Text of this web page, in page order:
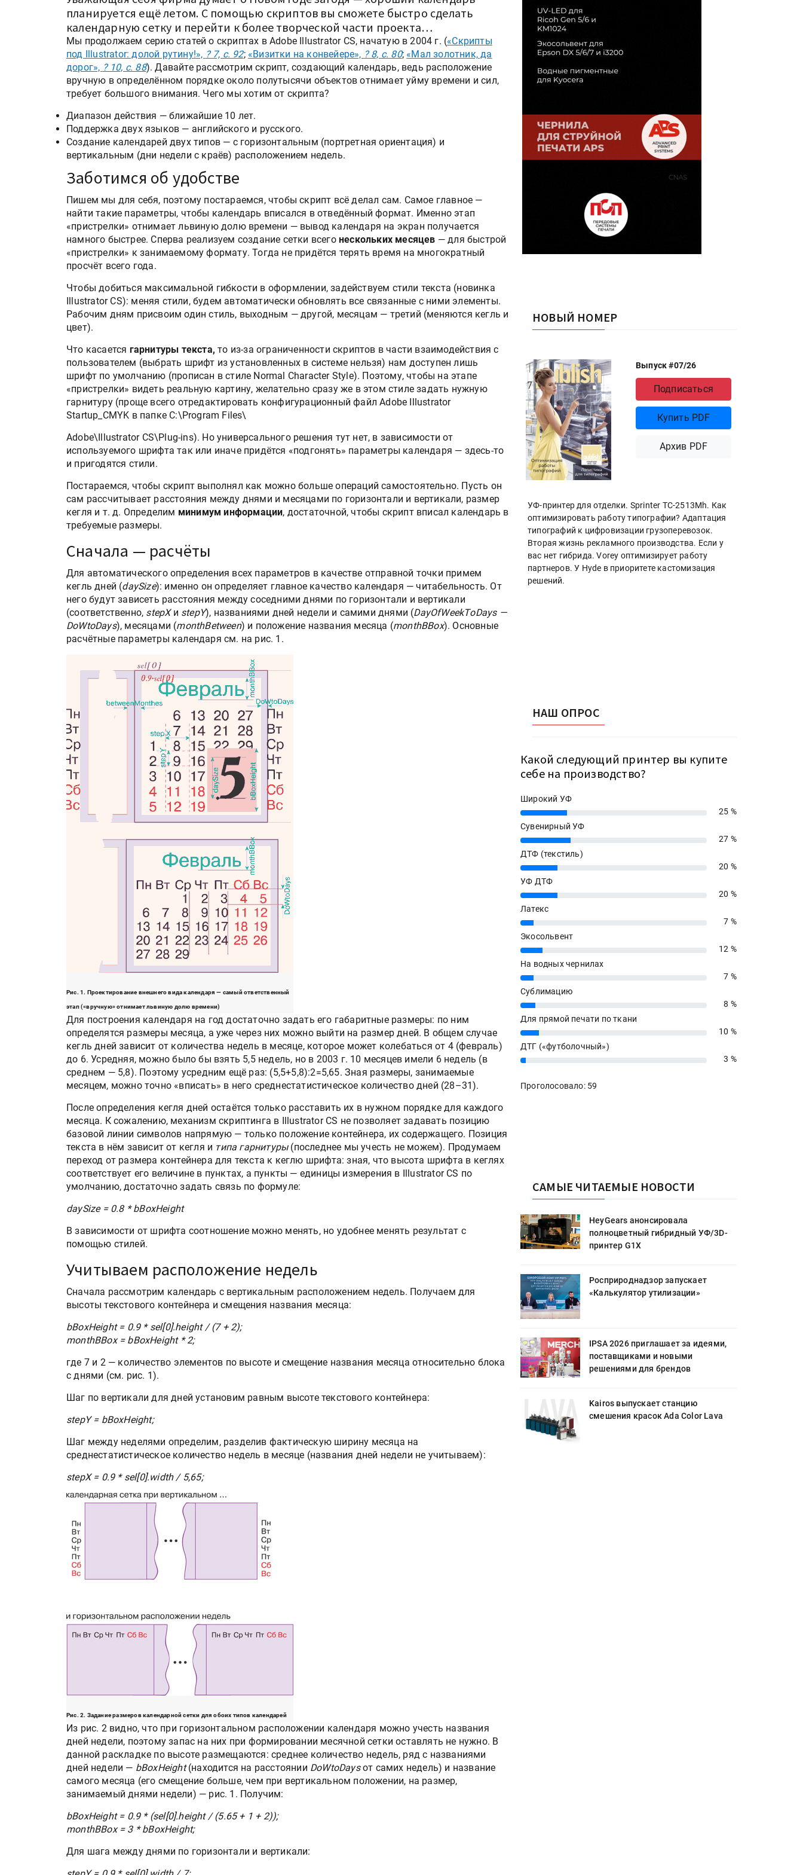
планируется ещё летом. С помощью скриптов вы сможете быстро сделать
календарную сетку и перейти к более творческой части проекта…
Мы продолжаем серию статей о скриптах в Adobe Illustrator CS, начатую в 2004 г. («Скрипты
под Illustrator: долой рутину!», ? 7, с. 92; «Визитки на конвейере», ? 8, с. 80; «Мал золотник, да
дорог», ? 10, с. 88). Давайте рассмотрим скрипт, создающий календарь, ведь расположение
вручную в определённом порядке около полутысячи объектов отнимает уйму времени и сил,
требует большого внимания. Чего мы хотим от скрипта?
Диапазон действия — ближайшие 10 лет.
Поддержка двух языков — английского и русского.
Создание календарей двух типов — с горизонтальным (портретная ориентация) и
вертикальным (дни недели с краёв) расположением недель.
Заботимся об удобстве
Пишем мы для себя, поэтому постараемся, чтобы скрипт всё делал сам. Самое главное —
найти такие параметры, чтобы календарь вписался в отведённый формат. Именно этап
«пристрелки» отнимает львиную долю времени — вывод календаря на экран получается
намного быстрее. Сперва реализуем создание сетки всегонескольких месяцев — для быстрой
«пристрелки» к занимаемому формату. Тогда не придётся терять время на многократный
просчёт всего года.
Чтобы добиться максимальной гибкости в оформлении, задействуем стили текста (новинка
Illustrator CS): меняя стили, будем автоматически обновлять все связанные с ними элементы.
Рабочим дням присвоим один стиль, выходным — другой, месяцам — третий (меняются кегль и
цвет).
Что касается гарнитуры текста, то из-за ограниченности скриптов в части взаимодействия с
пользователем (выбрать шрифт из установленных в системе нельзя) нам доступен лишь
шрифт по умолчанию (прописан в стиле Normal Character Style). Поэтому, чтобы на этапе
«пристрелки» видеть реальную картину, желательно сразу же в этом стиле задать нужную
гарнитуру (проще всего отредактировать конфигурационный файл Adobe Illustrator
Startup_CMYK в папке C:\Program Files\
Adobe\Illustrator CS\Plug-ins). Но универсального решения тут нет, в зависимости от
используемого шрифта так или иначе придётся «подгонять» параметры календаря — здесь-то
и пригодятся стили.
Постараемся, чтобы скрипт выполнял как можно больше операций самостоятельно. Пусть он
сам рассчитывает расстояния между днями и месяцами по горизонтали и вертикали, размер
кегля и т. д. Определим минимум информации, достаточной, чтобы скрипт вписал календарь в
требуемые размеры.
Сначала — расчёты
Для автоматического определения всех параметров в качестве отправной точки примем
кегль дней (daySize): именно он определяет главное качество календаря — читабельность. От
него будут зависеть расстояния между соседними днями по горизонтали и вертикали
(соответственно, stepXи stepY), названиями дней недели и самими днями (DayOfWeekTоDays —
DoWtoDays), месяцами (monthBetween) и положение названия месяца (monthBBox). Основные
расчётные параметры календаря см. на рис. 1.
Рис. 1. Проектирование внешнего вида календаря — самый ответственный
этап («вручную» отнимает львиную долю времени)
Для построения календаря на год достаточно задать его габаритные размеры: по ним
определятся размеры месяца, а уже через них можно выйти на размер дней. В общем случае
кегль дней зависит от количества недель в месяце, которое может колебаться от 4 (февраль)
до 6. Усредняя, можно было бы взять 5,5 недель, но в 2003 г. 10 месяцев имели 6 недель (в
среднем — 5,8). Поэтому усредним ещё раз: (5,5+5,8):2=5,65. Зная размеры, занимаемые
месяцем, можно точно «вписать» в него среднестатистическое количество дней (28–31).
После определения кегля дней остаётся только расставить их в нужном порядке для каждого
месяца. К сожалению, механизм скриптинга в Illustrator CS не позволяет задавать позицию
базовой линии символов напрямую — только положение контейнера, их содержащего. Позиция
текста в нём зависит от кегля и типа гарнитуры(последнее мы учесть не можем). Продумаем
переход от размера контейнера для текста к кеглю шрифта: зная, что высота шрифта в кеглях
соответствует его величине в пунктах, а пункты — единицы измерения в Illustrator CS по
умолчанию, достаточно задать связь по формуле:
daySize = 0.8 * bBoxHeight
В зависимости от шрифта соотношение можно менять, но удобнее менять результат с
помощью стилей.
Учитываем расположение недель
Сначала рассмотрим календарь с вертикальным расположением недель. Получаем для
высоты текстового контейнера и смещения названия месяца:
bBoxHeight = 0.9 * sel[0].height / (7 + 2);
monthBBox = bBoxHeight * 2;
где 7 и 2 — количество элементов по высоте и смещение названия месяца относительно блока
с днями (см. рис. 1).
Шаг по вертикали для дней установим равным высоте текстового контейнера:
stepY = bBoxHeight;
Шаг между неделями определим, разделив фактическую ширину месяца на
среднестатистическое количество недель в месяце (названия дней недели не учитываем):
stepX = 0.9 * sel[0].width / 5,65;
Рис. 2. Задание размеров календарной сетки для обоих типов календарей
Из рис. 2 видно, что при горизонтальном расположении календаря можно учесть названия
дней недели, поэтому запас на них при формировании месячной сетки оставлять не нужно. В
данной раскладке по высоте размещаются: среднее количество недель, ряд с названиями
дней недели — bBoxHeight(находится на расстоянии DoWtoDaysот самих недель) и название
самого месяца (его смещение больше, чем при вертикальном положении, на размер,
занимаемый днями недели) — рис. 1. Получим:
bBoxHeight = 0.9 * (sel[0].height / (5.65 + 1 + 2));
monthBBox = 3 * bBoxHeight;
Для шага между днями по горизонтали и вертикали:
НОВЫЙ НОМЕР
Выпуск #07/26
Подписаться
Купить PDF
Архив PDF
УФ-принтер для отделки. Sprinter ТС-2513Mh. Как
оптимизировать работу типографии? Адаптация
типографий к цифровизации грузоперевозок.
Вторая жизнь рекламного производства. Если у
вас нет гибрида. Vorey оптимизирует работу
партнеров. У Hyde в приоритете кастомизация
решений.
НАШ ОПРОС
Какой следующий принтер вы купите
себе на производство?
Широкий УФ
25%
25 %
Сувенирный УФ
27%
27 %
ДТФ (текстиль)
20%
20 %
УФ ДТФ
20%
20 %
Латекс
7%
7 %
Экосольвент
12%
12 %
На водных чернилах
7%
7 %
Сублимацию
8%
8 %
Для прямой печати по ткани
10%
10 %
ДТГ («футболочный»)
3% 3 %
Проголосовало: 59
САМЫЕ ЧИТАЕМЫЕ НОВОСТИ
полноцветный гибридный УФ/3D-
«Калькулятор утилизации»
IPSA 2026 приглашает за идеями,
решениями для брендов
Kairos выпускает станцию
полноцветный гибридный УФ/3D-
«Калькулятор утилизации»
решениями для брендов
Kairos выпускает станцию
HeyGears анонсировала
полноцветный гибридный УФ/3D-
принтер G1X
Росприроднадзор запускает
«Калькулятор утилизации»
IPSA 2026 приглашает за идеями,
поставщиками и новыми
решениями для брендов
Kairos выпускает станцию
смешения красок Ada Color Lava